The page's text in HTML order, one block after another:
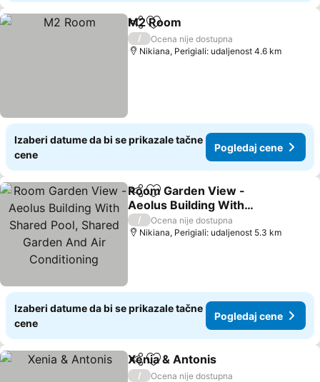
Deli Dodati u favorite
M2 Room
/
Ocena nije dostupna
Nikiana, Perigiali: udaljenost 4.6 km
Izaberi datume da bi se prikazale tačne
cene
Pogledaj cene
Deli Dodati u favorite
Room Garden View -
Aeolus Building With
Shared Pool, Shared
Garden And Air
/
Ocena nije dostupna
Nikiana, Perigiali: udaljenost 5.3 km
Izaberi datume da bi se prikazale tačne
cene
Pogledaj cene
Deli Dodati u favorite
Xenia & Antonis
/
Ocena nije dostupna